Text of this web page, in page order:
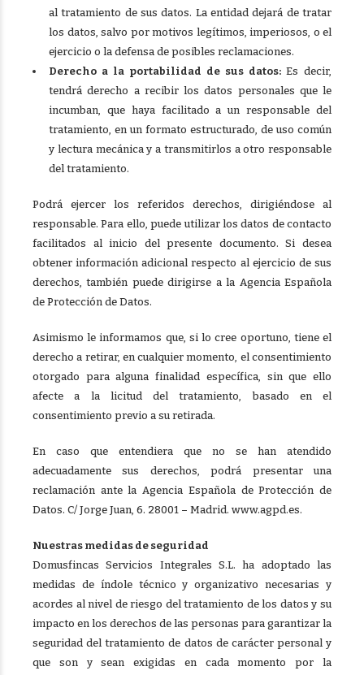
al tratamiento de sus datos. La entidad dejará de tratar
los datos, salvo por motivos legítimos, imperiosos, o el
ejercicio o la defensa de posibles reclamaciones.
Derecho a la portabilidad de sus datos: Es decir,
tendrá derecho a recibir los datos personales que le
incumban, que haya facilitado a un responsable del
tratamiento, en un formato estructurado, de uso común
y lectura mecánica y a transmitirlos a otro responsable
del tratamiento.
Podrá ejercer los referidos derechos, dirigiéndose al
responsable. Para ello, puede utilizar los datos de contacto
facilitados al inicio del presente documento. Si desea
obtener información adicional respecto al ejercicio de sus
derechos, también puede dirigirse a la Agencia Española
de Protección de Datos.
Asimismo le informamos que, si lo cree oportuno, tiene el
derecho a retirar, en cualquier momento, el consentimiento
otorgado para alguna finalidad específica, sin que ello
afecte a la licitud del tratamiento, basado en el
consentimiento previo a su retirada.
En caso que entendiera que no se han atendido
adecuadamente sus derechos, podrá presentar una
reclamación ante la Agencia Española de Protección de
Datos. C/ Jorge Juan, 6. 28001 – Madrid. www.agpd.es.
Nuestras medidas de seguridad
Domusfincas Servicios Integrales S.L. ha adoptado las
medidas de índole técnico y organizativo necesarias y
acordes al nivel de riesgo del tratamiento de los datos y su
impacto en los derechos de las personas para garantizar la
seguridad del tratamiento de datos de carácter personal y
que son y sean exigidas en cada momento por la